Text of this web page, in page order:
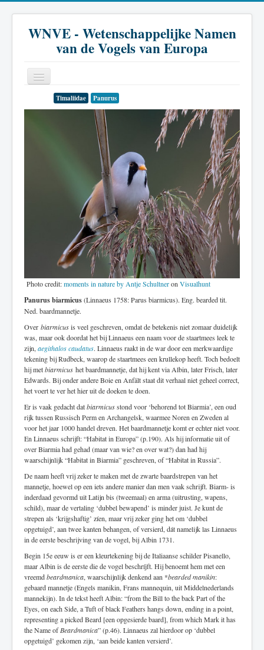
WNVE - Wetenschappelijke Namen
van de Vogels van Europa
Timaliidae Panurus
Photo credit:moments in nature by Antje Schultneron Visualhunt
Panurus biarmicus(Linnaeus 1758: Parus biarmicus). Eng. bearded tit.
Ned. baardmannetje.
Over biarmicusis veel geschreven, omdat de betekenis niet zomaar duidelijk
was, maar ook doordat het bij Linnaeus een naam voor de staartmees leek te
zijn, aegithalos caudatus. Linnaeus raakt in de war door een merkwaardige
tekening bij Rudbeck, waarop de staartmees een krullekop heeft. Toch bedoelt
hij metbiarmicus het baardmannetje, dat hij kent via Albin, later Frisch, later
Edwards. Bij onder andere Boie en Anfält staat dit verhaal niet geheel correct,
het voert te ver het hier uit de doeken te doen.
Er is vaak gedacht datbiarmicusstond voor ‘behorend tot Biarmia’, een oud
rijk tussen Russisch Perm en Archangelsk, waarmee Noren en Zweden al
voor het jaar 1000 handel dreven. Het baardmannetje komt er echter niet voor.
En Linnaeus schrijft: “Habitat in Europa” (p.190). Als hij informatie uit of
over Biarmia had gehad (maar van wie? en over wat?) dan had hij
waarschijnlijk “Habitat in Biarmia” geschreven, of “Habitat in Russia”.
De naam heeft vrij zeker te maken met de zwarte baardstrepen van het
mannetje, hoewel op een iets andere manier dan men vaak schrijft. Biarm- is
inderdaad gevormd uit Latijn bis (tweemaal) en arma (uitrusting, wapens,
schild), maar de vertaling ‘dubbel bewapend’ is minder juist. Je kunt de
strepen als ‘krijgshaftig’ zíen, maar vrij zeker ging het om ‘dubbel
opgetuigd’, aan twee kanten behangen, of versierd, dát namelijk las Linnaeus
in de eerste beschrijving van de vogel, bij Albin 1731.
Begin 15e eeuw is er een kleurtekening bij de Italiaanse schilder Pisanello,
maar Albin is de eerste die de vogel beschríjft. Hij benoemt hem met een
vreemdbeardmanica, waarschijnlijk denkend aan *bearded manikin:
gebaard mannetje (Engels manikin, Frans mannequin, uit Middelnederlands
mannekijn). In de tekst heeft Albin: “from the Bill to the back Part of the
Eyes, on each Side, a Tuft of black Feathers hangs down, ending in a point,
representing a picked Beard [een opgesierde baard], from which Mark it has
the Name ofBeardmanica” (p.46). Linnaeus zal hierdoor op ‘dubbel
opgetuigd’ gekomen zijn, ‘aan beide kanten versierd’.